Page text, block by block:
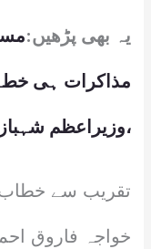
یہ بھی پڑھیں:
مذاکرات ہی
،وزیراعظم
تقریب سے